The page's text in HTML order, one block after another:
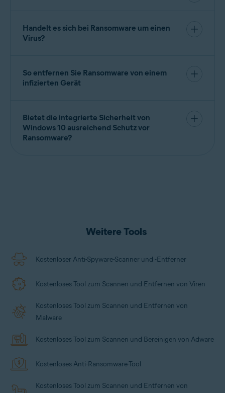
Antivirus-Tool nutzt und sichere Online-
Gewohnheiten pflegt. Dazu gehört es
beispielsweise, nicht auf verdächtige Links zu
Handelt es sich bei Ransomware um einen
Virus?
Dateien verschlüsselt und sie als Geisel hält
Ransomware ist eine Form von Malware – ein
Oberbegriff, der alle Arten von Bedrohungen,
So entfernen Sie Ransomware von einem
infizierten Gerät
mithilfe eines umfassenden Anti-Ransomware-Tools
wieAvast One von Ihrem PC, Mac, Android-Gerät
oder iPhone entfernen. Im Internet erhalten Sie
auchkostenlose Ransomware-
Bietet die integrierte Sicherheit von
Windows 10 ausreichend Schutz vor
Ransomware?
Malware-Stämmen zu schützen. Eine umfassende
Cybersicherheitslösung wie
vor aufkommenden Malware-Bedrohungen sowie
vor Phishing-Angriffen und Datenlecks. Außerdem
hochmoderne Privatsphäre-Tools.
Weitere Tools
Kostenloser Anti-Spyware-Scanner und -Entferner
Kostenloses Tool zum Scannen und Entfernen von Viren
Kostenloses Tool zum Scannen und Entfernen von
Malware
Kostenloses Tool zum Scannen und Bereinigen von Adware
Kostenloses Anti-Ransomware-Tool
Kostenloses Tool zum Scannen und Entfernen von